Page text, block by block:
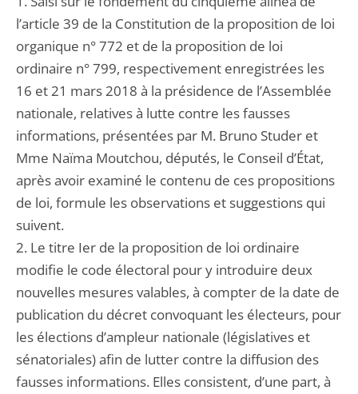
l’article 39 de la Constitution de la proposition de loi
organique n° 772 et de la proposition de loi
ordinaire n° 799, respectivement enregistrées les
16 et 21 mars 2018 à la présidence de l’Assemblée
nationale, relatives à lutte contre les fausses
informations, présentées par M. Bruno Studer et
Mme Naïma Moutchou, députés, le Conseil d’État,
après avoir examiné le contenu de ces propositions
de loi, formule les observations et suggestions qui
suivent.
2. Le titre Ier de la proposition de loi ordinaire
modifie le code électoral pour y introduire deux
nouvelles mesures valables, à compter de la date de
publication du décret convoquant les électeurs, pour
les élections d’ampleur nationale (législatives et
sénatoriales) afin de lutter contre la diffusion des
fausses informations. Elles consistent, d’une part, à